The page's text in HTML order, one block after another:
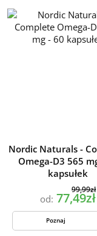
Nordic Naturals -
Omega-D3 565
kapsułek
od:
99,99zł
77,49zł
Poznaj